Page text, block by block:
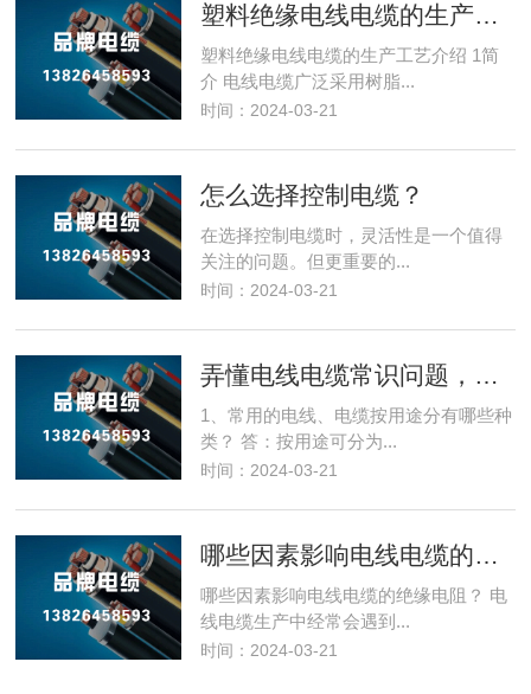
塑料绝缘电线电缆的生产工艺介绍
塑料绝缘电线电缆的生产工艺介绍 1简
介 电线电缆广泛采用树脂...
时间：2024-03-21
怎么选择控制电缆？
在选择控制电缆时，灵活性是一个值得
关注的问题。但更重要的...
时间：2024-03-21
弄懂电线电缆常识问题，让化工厂用“电”畅通无阻！
1、常用的电线、电缆按用途分有哪些种
类？ 答：按用途可分为...
时间：2024-03-21
哪些因素影响电线电缆的绝缘电阻？
哪些因素影响电线电缆的绝缘电阻？ 电
线电缆生产中经常会遇到...
时间：2024-03-21